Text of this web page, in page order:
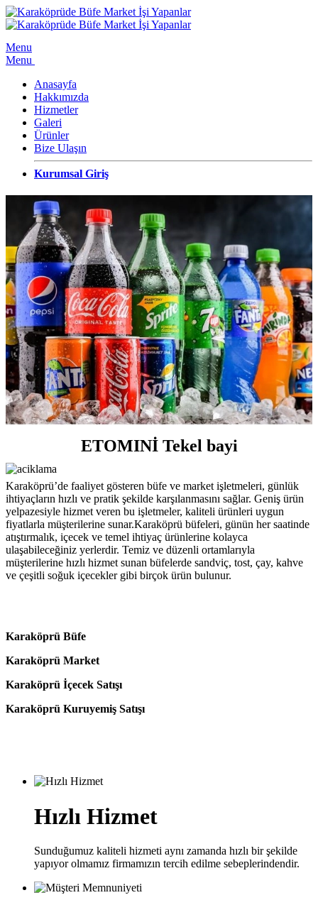
Menu
Menu
Anasayfa
Hakkımızda
Hizmetler
Galeri
Ürünler
Bize Ulaşın
Kurumsal Giriş
ETOMINİ Tekel bayi
Karaköprü’de faaliyet gösteren büfe ve market işletmeleri, günlük
ihtiyaçların hızlı ve pratik şekilde karşılanmasını sağlar. Geniş ürün
yelpazesiyle hizmet veren bu işletmeler, kaliteli ürünleri uygun
fiyatlarla müşterilerine sunar.Karaköprü büfeleri, günün her saatinde
atıştırmalık, içecek ve temel ihtiyaç ürünlerine kolayca
ulaşabileceğiniz yerlerdir. Temiz ve düzenli ortamlarıyla
müşterilerine hızlı hizmet sunan büfelerde sandviç, tost, çay, kahve
ve çeşitli soğuk içecekler gibi birçok ürün bulunur.
Karaköprü Büfe
Karaköprü Market
Karaköprü İçecek Satışı
Karaköprü Kuruyemiş Satışı
Hızlı Hizmet
Sunduğumuz kaliteli hizmeti aynı zamanda hızlı bir şekilde
yapıyor olmamız firmamızın tercih edilme sebeplerindendir.